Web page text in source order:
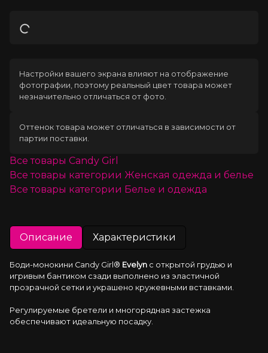
Загрузка
Настройки вашего экрана влияют на отображение
фотографии, поэтому реальный цвет товара может
незначительно отличаться от фото.
Оттенок товара может отличаться в зависимости от
партии поставки.
Все товары Candy Girl
Все товары категории Женская одежда и белье
Все товары категории Белье и одежда
Описание Характеристики
Боди-монокини Candy Girl® Evelyn с открытой грудью и
игривым бантиком сзади выполнено из эластичной
прозрачной сетки и украшено кружевными вставками.
Регулируемые бретели и многорядная застежка
обеспечивают идеальную посадку.